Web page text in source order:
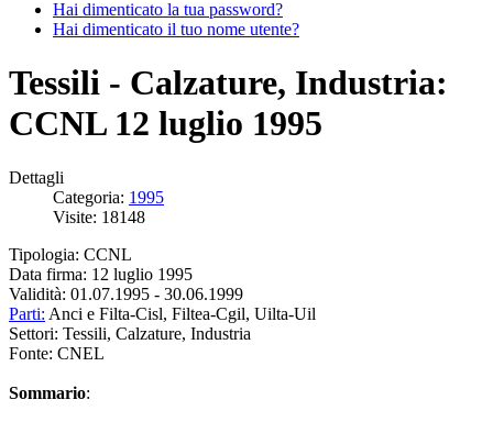
Hai dimenticato la tua password?
Hai dimenticato il tuo nome utente?
Tessili - Calzature, Industria:
CCNL 12 luglio 1995
Dettagli
Categoria: 1995
Visite: 18148
Tipologia: CCNL
Data firma: 12 luglio 1995
Validità: 01.07.1995 - 30.06.1999
Parti: Anci e Filta-Cisl, Filtea-Cgil, Uilta-Uil
Settori: Tessili, Calzature, Industria
Fonte: CNEL
Sommario: